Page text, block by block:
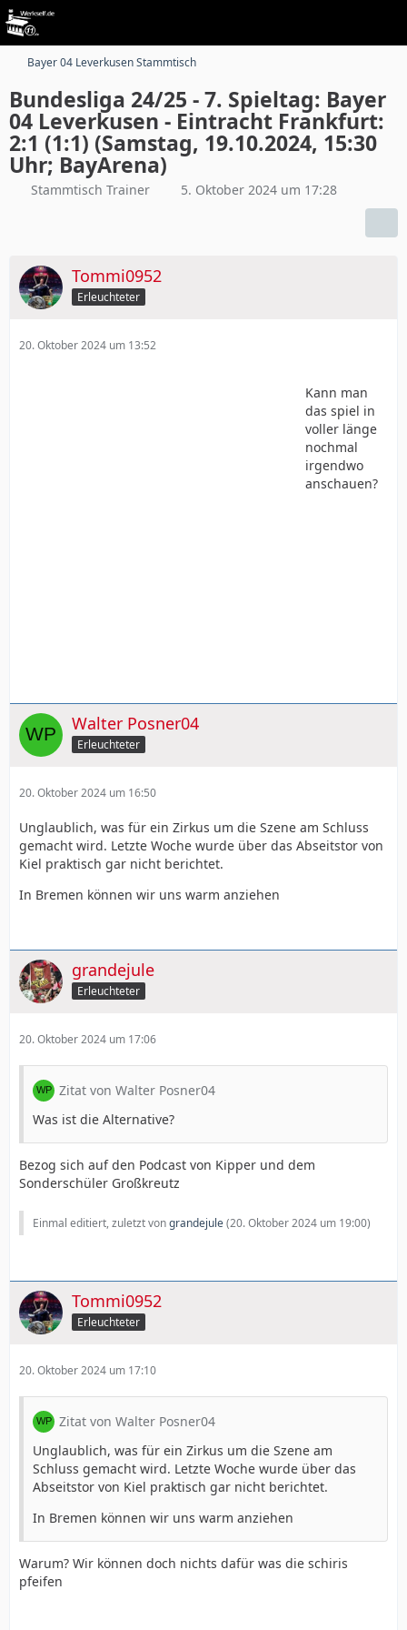
Bayer 04 Leverkusen Stammtisch
Bundesliga 24/25 - 7. Spieltag: Bayer
04 Leverkusen - Eintracht Frankfurt:
2:1 (1:1) (Samstag, 19.10.2024, 15:30
Uhr; BayArena)
Stammtisch Trainer 5. Oktober 2024 um 17:28
Tommi0952
Erleuchteter
20. Oktober 2024 um 13:52
Kann man
das spiel in
voller länge
nochmal
irgendwo
anschauen?
Walter Posner04
Erleuchteter
20. Oktober 2024 um 16:50
Unglaublich, was für ein Zirkus um die Szene am Schluss
gemacht wird. Letzte Woche wurde über das Abseitstor von
Kiel praktisch gar nicht berichtet.
In Bremen können wir uns warm anziehen
grandejule
Erleuchteter
20. Oktober 2024 um 17:06
Zitat von Walter Posner04
Was ist die Alternative?
Bezog sich auf den Podcast von Kipper und dem
Sonderschüler Großkreutz
Einmal editiert, zuletzt vongrandejule(20. Oktober 2024 um 19:00)
Tommi0952
Erleuchteter
20. Oktober 2024 um 17:10
Zitat von Walter Posner04
Unglaublich, was für ein Zirkus um die Szene am
Schluss gemacht wird. Letzte Woche wurde über das
Abseitstor von Kiel praktisch gar nicht berichtet.
In Bremen können wir uns warm anziehen
Warum? Wir können doch nichts dafür was die schiris
pfeifen